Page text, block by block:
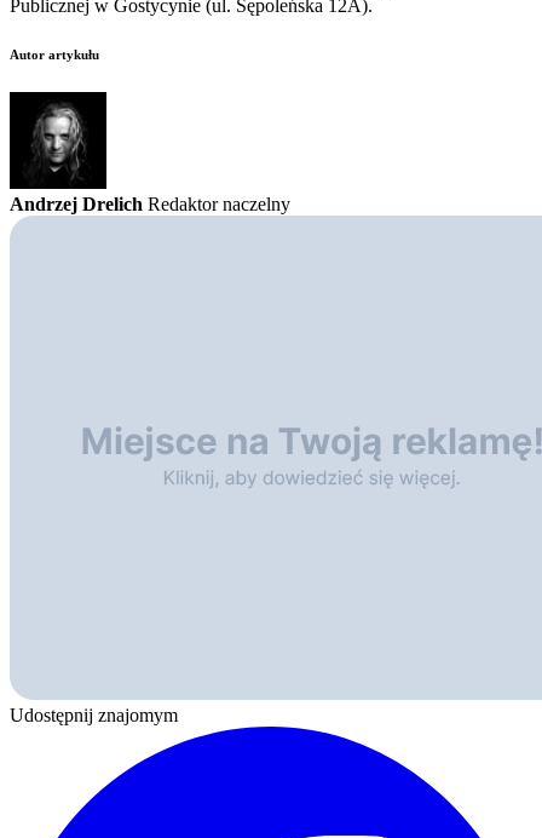
Publicznej w Gostycynie (ul. Sępoleńska 12A).
Autor artykułu
Andrzej Drelich Redaktor naczelny
Udostępnij znajomym